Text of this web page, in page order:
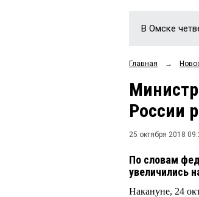
В Омске
Главная →
России
25 октября 2018
По словам
увеличились
Накануне, 24